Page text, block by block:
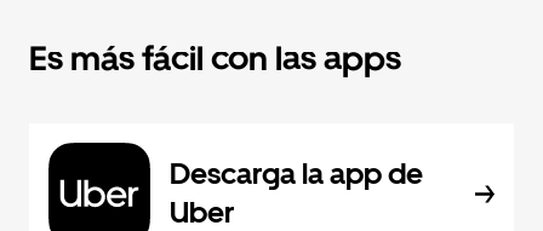
Es más fácil con las apps
Descarga la app de
Uber